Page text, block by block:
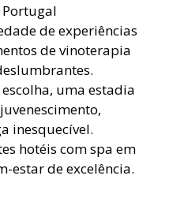
Portugal
de experiências
de vinoterapia
uma estadia
inesquecível.
hotéis com spa em
estar de excelência.